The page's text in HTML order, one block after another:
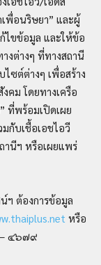
พื่อนริษยา” และผู้
ไขข้อมูล และให้ข้อ
งต่างๆ ที่ทางสถานี
ไซต์ต่างๆ เพื่อสร้าง
คม โดยทางเครือ
ที่พร้อมเปิดเผย
กับเชื้อเอชไอวี
านีฯ หรือเผยแพร่
ฯ ต้องการข้อมูล
หรือ
๔๖๗๙